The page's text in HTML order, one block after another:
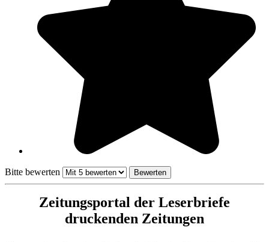
Bitte bewerten
Zeitungsportal der Leserbriefe
druckenden Zeitungen